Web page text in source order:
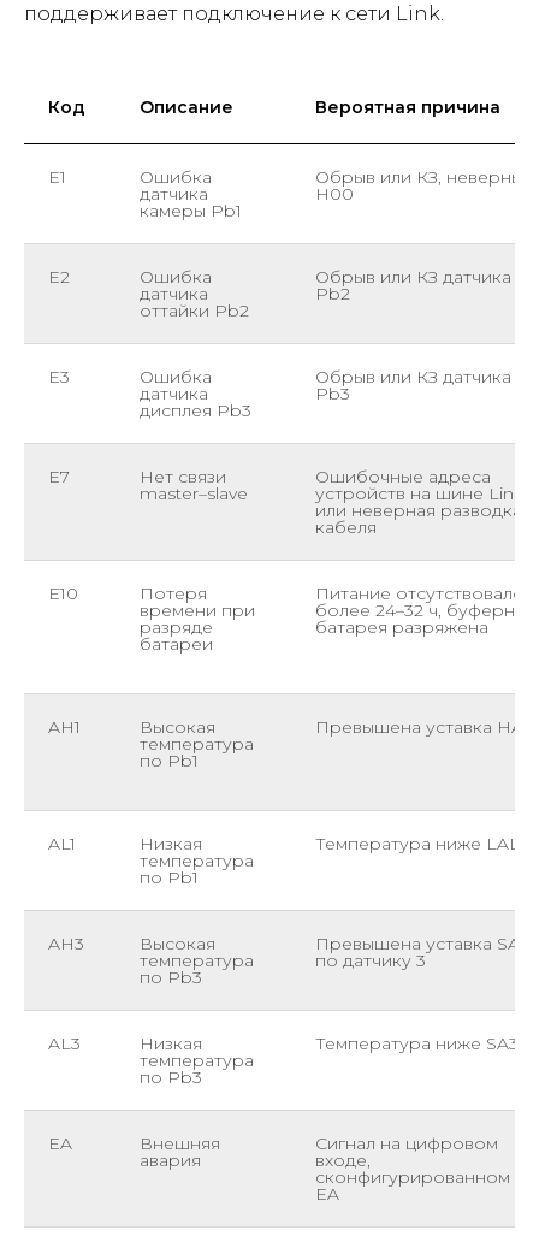
поддерживает подключение к сети Link.
Код Описание Вероятная причина
E1 Ошибка
датчика
камеры Pb1
Обрыв или КЗ, неверный
H00
E2 Ошибка
датчика
оттайки Pb2
Обрыв или КЗ датчика
Pb2
E3 Ошибка
датчика
дисплея Pb3
Обрыв или КЗ датчика
Pb3
E7 Нет связи
master–slave
Ошибочные адреса
устройств на шине Link
или неверная разводка
кабеля
E10 Потеря
времени при
разряде
батареи
Питание отсутствовало
более 24–32 ч, буферная
батарея разряжена
AH1 Высокая
температура
по Pb1
Превышена уставка HAL
AL1 Низкая
температура
по Pb1
Температура ниже LAL
AH3 Высокая
температура
по Pb3
Превышена уставка SA3
по датчику 3
AL3 Низкая
температура
по Pb3
Температура ниже SA3
EA Внешняя
авария
Сигнал на цифровом
входе,
сконфигурированном
EA